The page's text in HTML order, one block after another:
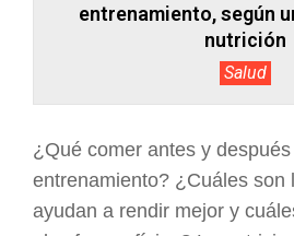
JUANA,entrenamiento, según
nutrición
Salud
¿Qué comer antes y después
entrenamiento? ¿Cuáles son
ayudan a rendir mejor y